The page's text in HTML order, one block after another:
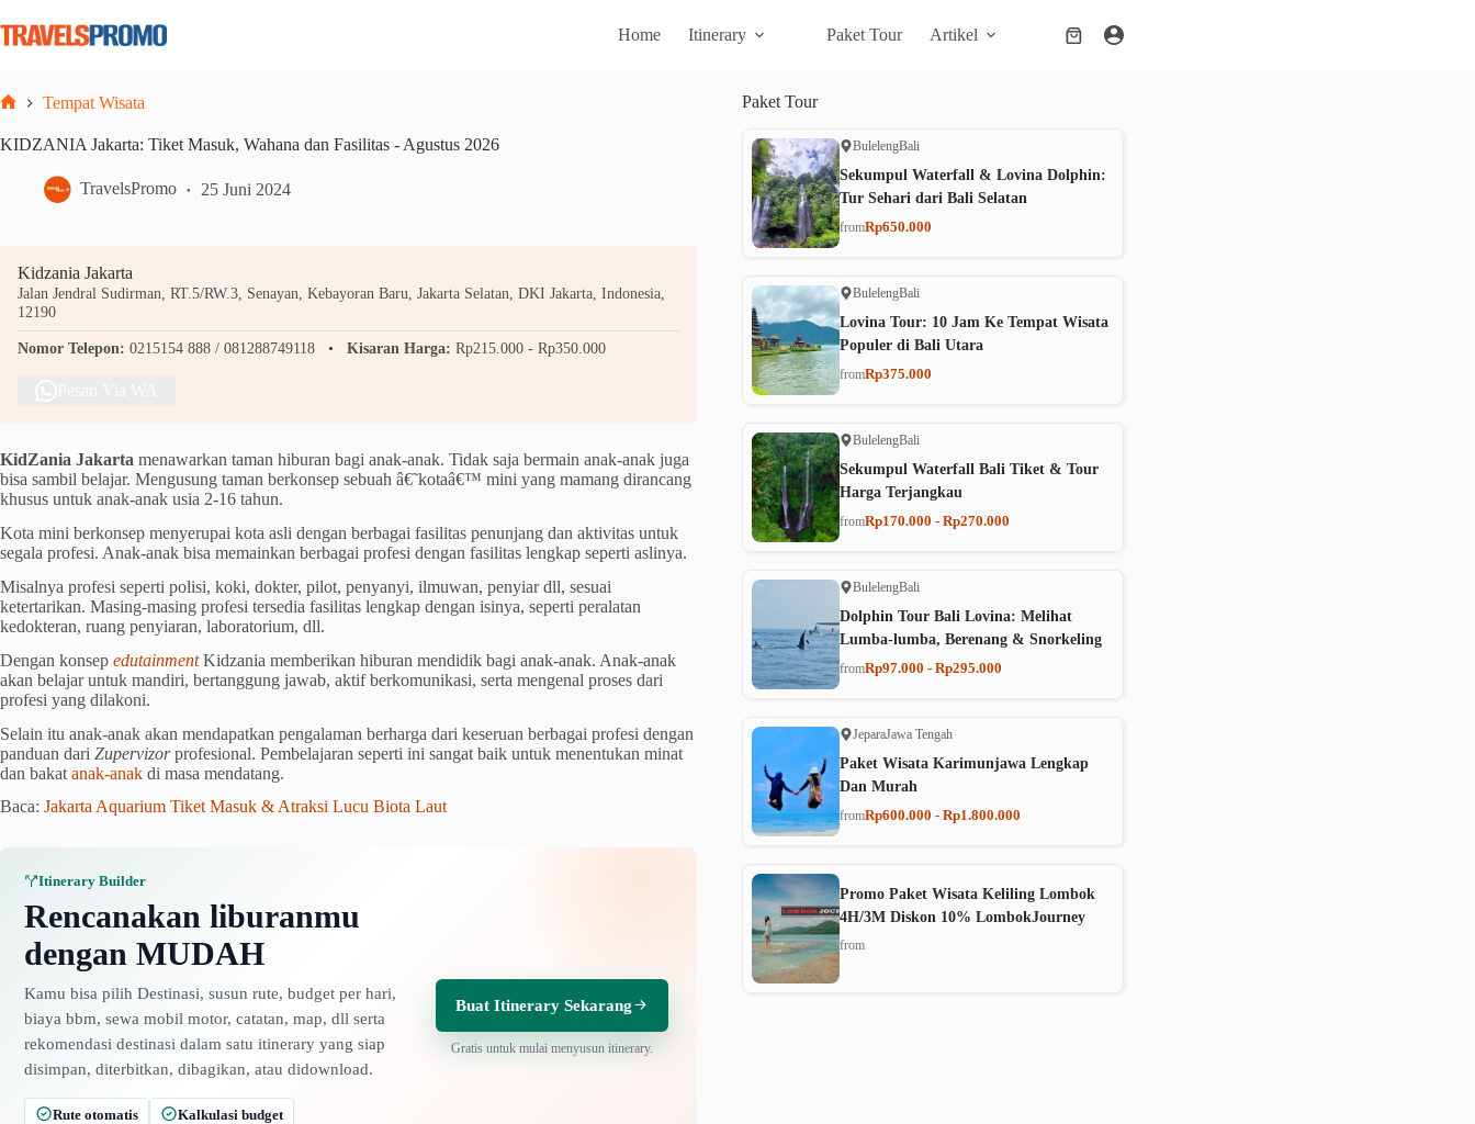
to
content
Home Itinerary Paket Tour Artikel
Shopping
Tempat Wisata
KIDZANIA Jakarta: Tiket Masuk, Wahana dan Fasilitas - Agustus 2026
TravelsPromo 25 Juni 2024
Kidzania Jakarta
Jalan Jendral Sudirman, RT.5/RW.3, Senayan, Kebayoran Baru, Jakarta Selatan, DKI Jakarta, Indonesia,
12190
Nomor Telepon: 0215154 888 / 081288749118 Kisaran Harga: Rp215.000 - Rp350.000
KidZania Jakarta menawarkan taman hiburan bagi anak-anak. Tidak saja bermain anak-anak juga
bisa sambil belajar. Mengusung taman berkonsep sebuah â€˜kotaâ€™ mini yang mamang dirancang
khusus untuk anak-anak usia 2-16 tahun.
Kota mini berkonsep menyerupai kota asli dengan berbagai fasilitas penunjang dan aktivitas untuk
segala profesi. Anak-anak bisa memainkan berbagai profesi dengan fasilitas lengkap seperti aslinya.
Misalnya profesi seperti polisi, koki, dokter, pilot, penyanyi, ilmuwan, penyiar dll, sesuai
ketertarikan. Masing-masing profesi tersedia fasilitas lengkap dengan isinya, seperti peralatan
kedokteran, ruang penyiaran, laboratorium, dll.
Dengan konsep edutainmentKidzania memberikan hiburan mendidik bagi anak-anak. Anak-anak
akan belajar untuk mandiri, bertanggung jawab, aktif berkomunikasi, serta mengenal proses dari
profesi yang dilakoni.
Selain itu anak-anak akan mendapatkan pengalaman berharga dari keseruan berbagai profesi dengan
panduan dari Zupervizorprofesional. Pembelajaran seperti ini sangat baik untuk menentukan minat
dan bakat anak-anak di masa mendatang.
Baca: Jakarta Aquarium Tiket Masuk & Atraksi Lucu Biota Laut
Itinerary Builder
Rencanakan liburanmu
dengan MUDAH
Kamu bisa pilih Destinasi, susun rute, budget per hari,
biaya bbm, sewa mobil motor, catatan, map, dll serta
rekomendasi destinasi dalam satu itinerary yang siap
disimpan, diterbitkan, dibagikan, atau didownload.
Rute otomatis
Kalkulasi budget
Buat Itinerary Sekarang
Gratis untuk mulai menyusun itinerary.
Paket Tour
BulelengBali
Sekumpul Waterfall & Lovina Dolphin:
Tur Sehari dari Bali Selatan
fromRp650.000
BulelengBali
Lovina Tour: 10 Jam Ke Tempat Wisata
Populer di Bali Utara
fromRp375.000
BulelengBali
Sekumpul Waterfall Bali Tiket & Tour
Harga Terjangkau
fromRp170.000 - Rp270.000
BulelengBali
Dolphin Tour Bali Lovina: Melihat
Lumba-lumba, Berenang & Snorkeling
fromRp97.000 - Rp295.000
JeparaJawa Tengah
Paket Wisata Karimunjawa Lengkap
Dan Murah
fromRp600.000 - Rp1.800.000
Promo Paket Wisata Keliling Lombok
4H/3M Diskon 10% LombokJourney
from